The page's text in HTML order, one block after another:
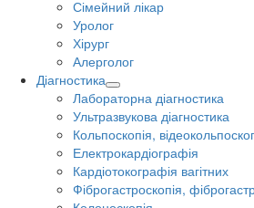
Сімейний лікар
Уролог
Хірург
Алерголог
Діагностика
Лабораторна діагностика
Ультразвукова діагностика
Кольпоскопія,
Електрокардіографія
Кардіотокографія вагітних
Фіброгастроскопія,